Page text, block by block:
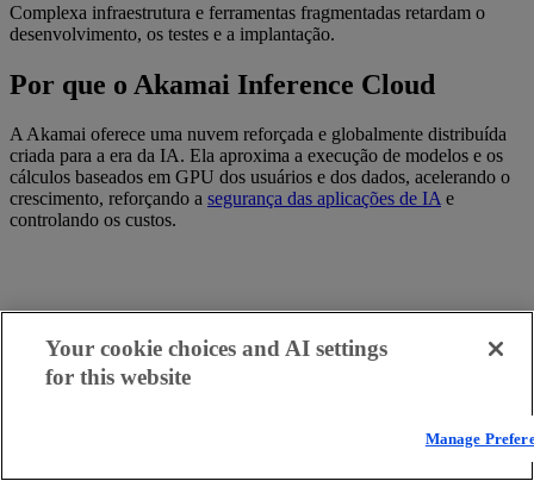
Complexa infraestrutura e ferramentas fragmentadas retardam o
desenvolvimento, os testes e a implantação.
Por que o Akamai Inference Cloud
A Akamai oferece uma nuvem reforçada e globalmente distribuída
criada para a era da IA. Ela aproxima a execução de modelos e os
cálculos baseados em GPU dos usuários e dos dados, acelerando o
crescimento, reforçando a segurança das aplicações de IAe
controlando os custos.
Your cookie choices and AI settings
for this website
Manage